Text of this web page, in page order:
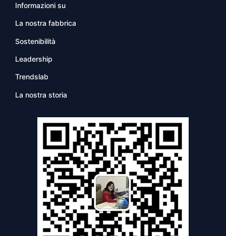
Informazioni su
La nostra fabbrica
Sostenibilità
Leadership
Trendslab
La nostra storia